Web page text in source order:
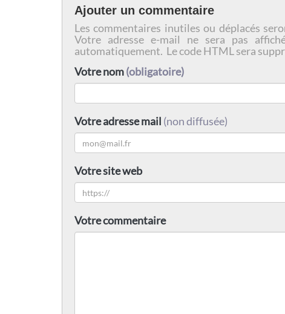
Ajouter un commentaire
Les commentaires inutiles ou déplacés
Votre adresse e-mail ne sera pas
automatiquement. Le code HTML sera
Votre nom(obligatoire)
Votre adresse mail (non diffusée)
Votre site web
Votre commentaire